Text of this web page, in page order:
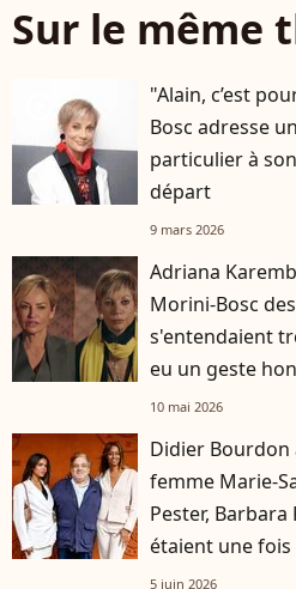
Sur le même
"Alain, c’est
Bosc adresse
particulier à
départ
9 mars 2026
Adriana
Morini-Bosc
s'entendaient
eu un geste
journaliste
10 mai 2026
Didier Bourdon
femme Marie-
Pester,
étaient une fois
Roland-Garros
5 juin 2026